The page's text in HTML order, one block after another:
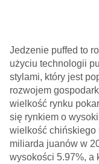
Jedzenie puffed to
użyciu technologii
stylami, który jest
rozwojem
wielkość rynku
się rynkiem o
wielkość chińskiego
miliarda juanów w
wysokości 5.97%, a